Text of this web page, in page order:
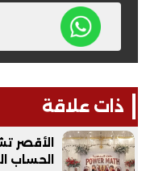
ذات علاقة
الأقصر
الحساب